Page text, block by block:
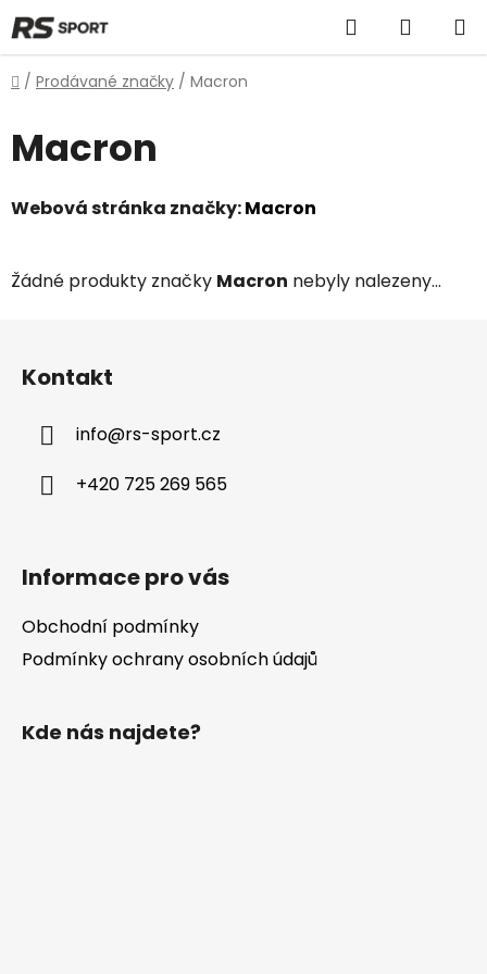
Přejít
na
obsah
Hledat
KOŠÍK
Domů
/ Prodávané značky / Macron
Macron
Webová stránka značky:Macron
Žádné produkty značky Macron nebyly nalezeny...
Kontakt
info@rs-sport.cz
+420 725 269 565
Informace pro vás
Obchodní podmínky
Podmínky ochrany osobních údajů
Kde nás najdete?